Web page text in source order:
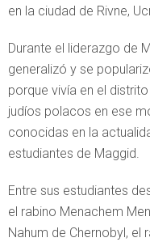
en la ciudad de Rivne,
Durante el liderazgo de
generalizó y se
porque vivía en el
judíos polacos en ese
conocidas en la
estudiantes de Maggid.
Entre sus estudiantes
el rabino Menachem
Nahum de Chernobyl, el